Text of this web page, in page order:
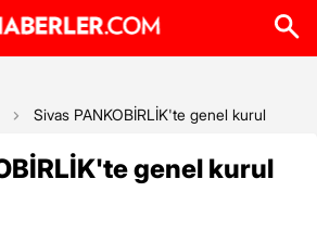
Sivas PANKOBİRLİK'te genel kurul
genel kurul